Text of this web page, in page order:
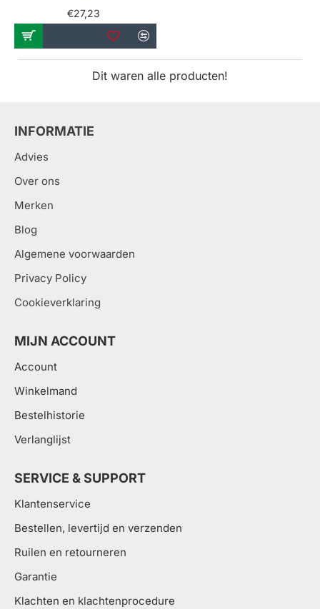
€27,23
Dit waren alle producten!
INFORMATIE
Advies
Over ons
Merken
Blog
Algemene voorwaarden
Privacy Policy
Cookieverklaring
MIJN ACCOUNT
Account
Winkelmand
Bestelhistorie
Verlanglijst
SERVICE & SUPPORT
Klantenservice
Bestellen, levertijd en verzenden
Ruilen en retourneren
Garantie
Klachten en klachtenprocedure